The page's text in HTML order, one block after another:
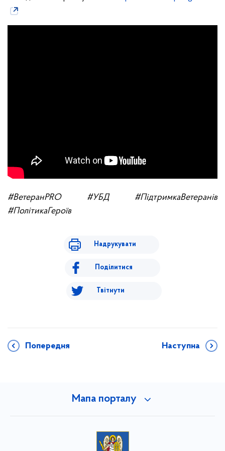
#ВетеранPRO #УБД #ПідтримкаВетеранів
#ПолітикаГероїв
Надрукувати
Поділитися
Твітнути
Попередня Наступна
Мапа порталу